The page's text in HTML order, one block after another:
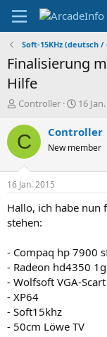
Soft-15KHz (deutsch /
Finalisierung
Hilfe
E
s
t
e
r
Controller
E
s
e
t
a
16
C Controller
New member
16 Jan. 2015
Hallo, ich habe nun
stehen:
- Compaq hp 7900
- Radeon hd4350
- Wolfsoft VGA-
- XP64
- Soft15khz
- 50cm Löwe TV